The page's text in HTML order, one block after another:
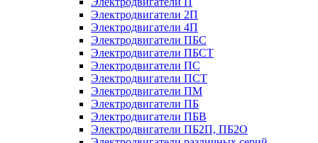
Электродвигатели 2П
Электродвигатели 4П
Электродвигатели ПБС
Электродвигатели ПБСТ
Электродвигатели ПС
Электродвигатели ПСТ
Электродвигатели ПМ
Электродвигатели ПБ
Электродвигатели ПБВ
Электродвигатели ПБ2П, ПБ2О